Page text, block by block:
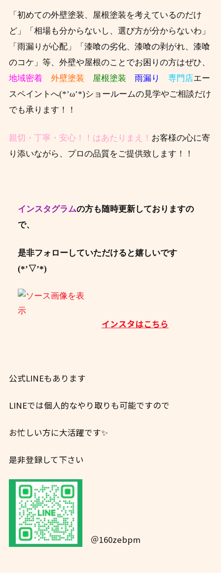
「初めての外壁塗装、屋根塗装を考えているのだけ
ど」「相場も分からないし、選び方が分からないわ」
「雨漏りが心配」「漆喰の劣化、漆喰の剥がれ、漆喰
のコケ」等、外壁や屋根のことでお困りの方はぜひ、
地域密着
外壁塗装 屋根塗装 雨漏り 専門店エー
スペイントへ(*’ω’*)ショールームの見学やご相談だけ
でも承ります！！
親切・丁寧・安心！！はあたりまえ！ お客様の心に寄
り添いながら、プロの品質をご提供致します！！
インスタグラムの方も随時更新しておりますの
で、
是非フォローしていただけると嬉しいです
(*’▽’*)
インスタはこちら
公式LINEもあります
LINEでは個人的なやり取りも可能ですので
お忙しい方に大活躍です✨
是非登録して下さい
＠160zebpm